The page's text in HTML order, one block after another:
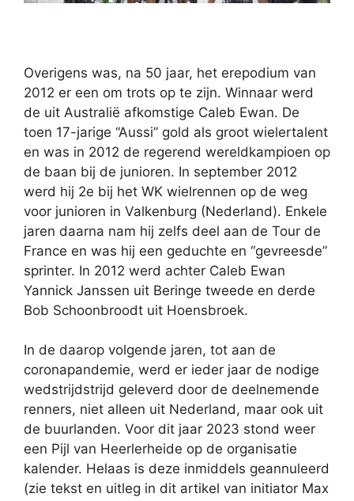
Overigens was, na 50 jaar, het erepodium van
2012 er een om trots op te zijn. Winnaar werd
de uit Australië afkomstige Caleb Ewan. De
toen 17-jarige “Aussi” gold als groot wielertalent
en was in 2012 de regerend wereldkampioen op
de baan bij de junioren. In september 2012
werd hij 2e bij het WK wielrennen op de weg
voor junioren in Valkenburg (Nederland). Enkele
jaren daarna nam hij zelfs deel aan de Tour de
France en was hij een geduchte en “gevreesde”
sprinter. In 2012 werd achter Caleb Ewan
Yannick Janssen uit Beringe tweede en derde
Bob Schoonbroodt uit Hoensbroek.
In de daarop volgende jaren, tot aan de
coronapandemie, werd er ieder jaar de nodige
wedstrijdstrijd geleverd door de deelnemende
renners, niet alleen uit Nederland, maar ook uit
de buurlanden. Voor dit jaar 2023 stond weer
een Pijl van Heerlerheide op de organisatie
kalender. Helaas is deze inmiddels geannuleerd
(zie tekst en uitleg in dit artikel van initiator Max